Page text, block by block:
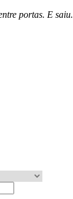
portas. E saiu.